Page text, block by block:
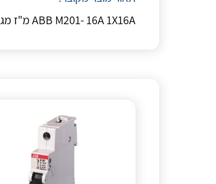
ABB M201- 16A 1X16A מ"ז מגנטי בלבד